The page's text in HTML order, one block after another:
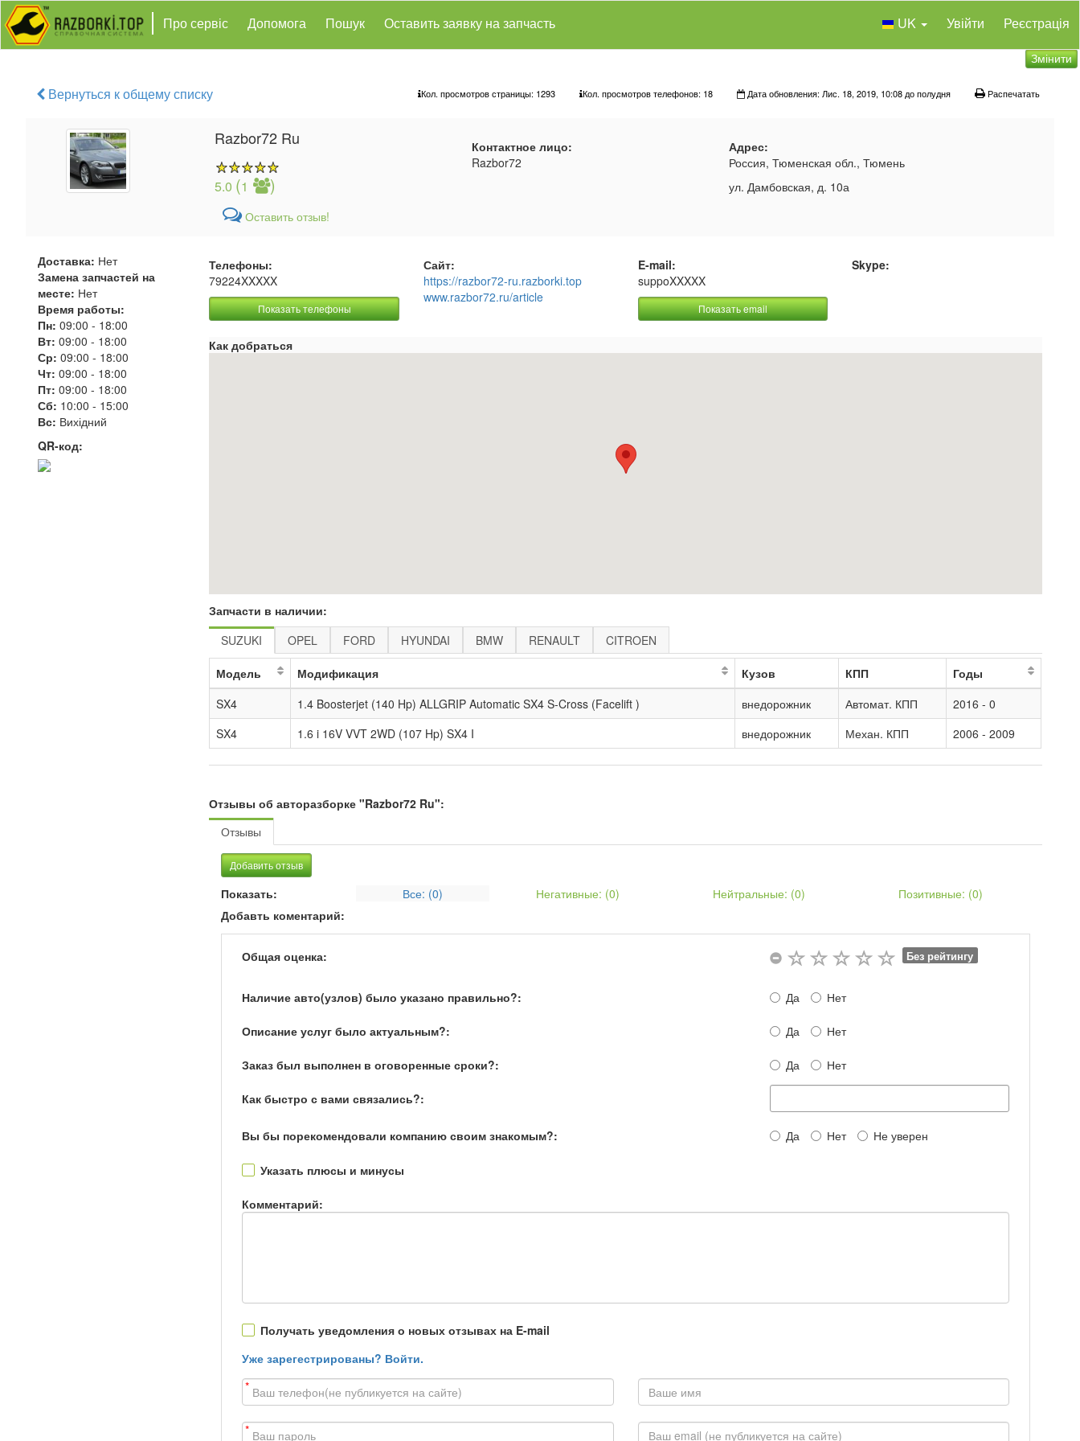
Про сервіс Допомога Пошук Оставить заявку на запчасть UK Увійти Реєстрація
Змінити
Вернуться к общему списку Кол. просмотров страницы: 1293 Кол. просмотров телефонов: 18 Дата обновления: Лис. 18, 2019, 10:08 до полудня Распечатать
Razbor72 Ru
5.0 (1 )
Оставить отзыв!
Контактное лицо:
Razbor72
Адрес:
Россия, Тюменская обл., Тюмень
ул. Дамбовская, д. 10а
Доставка: Нет
Замена запчастей на
месте: Нет
Время работы:
Пн: 09:00 - 18:00
Вт: 09:00 - 18:00
Ср: 09:00 - 18:00
Чт: 09:00 - 18:00
Пт: 09:00 - 18:00
Сб: 10:00 - 15:00
Вс: Вихідний
QR-код:
Телефоны:
79224XXXXX
Показать телефоны
Сайт:
https://razbor72-ru.razborki.top
www.razbor72.ru/article
E-mail:
suppoXXXXX
Показать email
Skype:
Как добраться
Запчасти в наличии:
SUZUKI
OPEL FORD HYUNDAI BMW RENAULT CITROEN
Модель Модификация Кузов КПП
Годы
SX4
1.4 Boosterjet (140 Hp) ALLGRIP Automatic SX4 S-Cross (Facelift ) внедорожник Автомат. КПП
2016 - 0
SX4
1.6 i 16V VVT 2WD (107 Hp) SX4 I внедорожник Механ. КПП 2006 - 2009
Отзывы об авторазборке "Razbor72 Ru":
Отзывы
Добавить отзыв
Показать: Все: (0) Негативные: (0) Нейтральные: (0) Позитивные: (0)
Добавть коментарий:
Общая оценка: Без рейтингу
Наличие авто(узлов) было указано правильно?: Да Нет
Описание услуг было актуальным?: Да Нет
Заказ был выполнен в оговоренные сроки?: Да Нет
Как быстро с вами связались?:
Вы бы порекомендовали компанию своим знакомым?: Да Нет Не уверен
Указать плюсы и минусы
Комментарий:
Получать уведомления о новых отзывах на E-mail
Уже зарегестрированы? Войти.
*
*